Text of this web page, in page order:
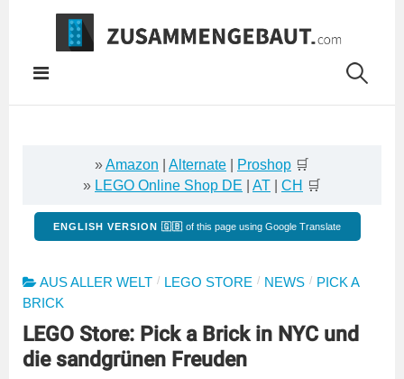
Springe
Inhalt
»Amazon Alternate Proshop 🛒
» LEGO Online Shop DE AT CH 🛒
ENGLISH VERSION 🇬🇧 of this page using Google Translate
AUS ALLER WELT / LEGO STORE / NEWS / PICK A
BRICK
LEGO Store: Pick a Brick in NYC und
die sandgrünen Freuden